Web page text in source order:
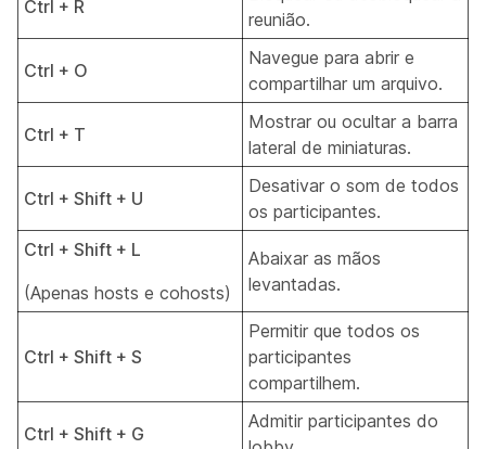
Ctrl + R
reunião.
Ctrl + O
Navegue para abrir e
compartilhar um arquivo.
Ctrl + T
Mostrar ou ocultar a barra
lateral de miniaturas.
Ctrl + Shift + U
Desativar o som de todos
os participantes.
Ctrl + Shift + L
(Apenas hosts e cohosts)
Abaixar as mãos
levantadas.
Ctrl + Shift + S
Permitir que todos os
participantes
compartilhem.
Ctrl + Shift + G
Admitir participantes do